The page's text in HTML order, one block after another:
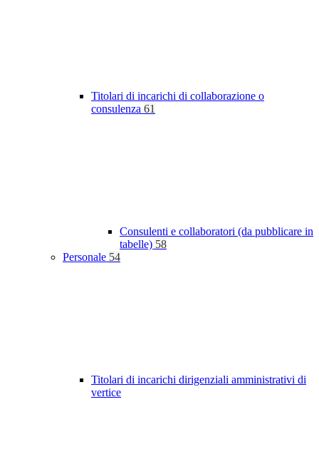
Titolari di incarichi di collaborazione o
consulenza 61
Consulenti e collaboratori (da pubblicare in
tabelle) 58
Personale 54
Titolari di incarichi dirigenziali amministrativi di
vertice